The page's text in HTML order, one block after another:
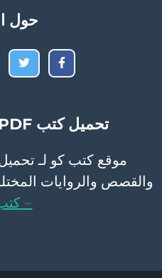
حول
تحميل كتب PDF مجانا – كتب كو
والقصص والروايات
–